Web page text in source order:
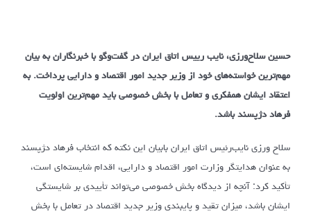
حسین سلاح‌ورزی، نایب رییس اتاق ایران در گفت‌وگو با خبرنگاران به بیان
مهم‌ترین خواسته‎‌های خود از وزیر جدید امور اقتصاد و دارایی پرداخت. به
اعتقاد ایشان همفکری و تعامل با بخش خصوصی باید مهم‌ترین اولویت
فرهاد دژپسند باشد.
سلاح ورزی نایب‌رئیس اتاق ایران بابیان این نکته که انتخاب فرهاد د‍ژ‍‍پسند
به‌ عنوان هدایتگر وزارت امور اقتصاد و دارایی، اقدام شایسته‌ای است،
تأکید کرد: آنچه از دیدگاه بخش خصوصی می‌تواند تأییدی بر شایستگی
ایشان باشد، میزان تقید و پایبندی وزیر جدید اقتصاد در تعامل با بخش